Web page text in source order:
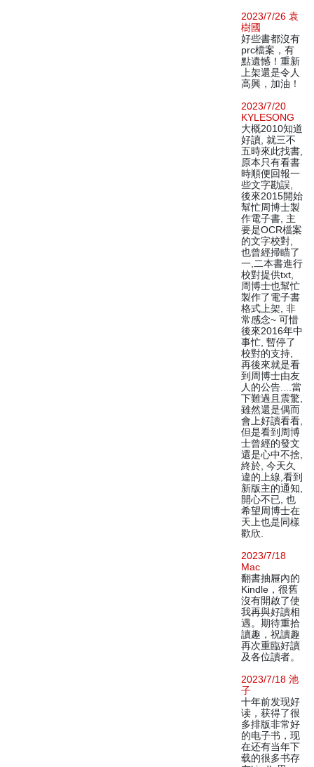
2023/7/26 袁
樹國
好些書都沒有
prc檔案，有
點遺憾！重新
上架還是令人
高興，加油！
2023/7/20
KYLESONG
大概2010知道
好讀, 就三不
五時來此找書,
原本只有看書
時順便回報一
些文字勘誤,
後來2015開始
幫忙周博士製
作電子書, 主
要是OCR檔案
的文字校對,
也曾經掃瞄了
一,二本書進行
校對提供txt,
周博士也幫忙
製作了電子書
格式上架, 非
常感念~ 可惜
後來2016年中
事忙, 暫停了
校對的支持,
再後來就是看
到周博士由友
人的公告....當
下難過且震驚,
雖然還是偶而
會上好讀看看,
但是看到周博
士曾經的發文
還是心中不捨,
終於, 今天久
違的上線,看到
新版主的通知,
開心不已, 也
希望周博士在
天上也是同樣
歡欣.
2023/7/18
Mac
翻書抽屜內的
Kindle，很舊
沒有開啟了使
我再與好讀相
遇。期待重拾
讀趣，祝讀趣
再次重臨好讀
及各位讀者。
2023/7/18 池
子
十年前发现好
读，获得了很
多排版非常好
的电子书，现
在还有当年下
载的很多书存